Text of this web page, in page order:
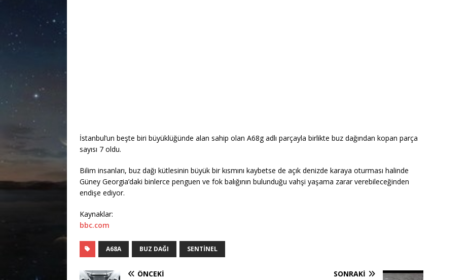
İstanbul’un beşte biri büyüklüğünde alan sahip olan A68g adlı parçayla birlikte buz dağından kopan parça
sayısı 7 oldu.
Bilim insanları, buz dağı kütlesinin büyük bir kısmını kaybetse de açık denizde karaya oturması halinde
Güney Georgia’daki binlerce penguen ve fok balığının bulunduğu vahşi yaşama zarar verebileceğinden
endişe ediyor.
Kaynaklar:
bbc.com
A68A BUZ DAĞI SENTINEL
ÖNCEKI SONRAKI